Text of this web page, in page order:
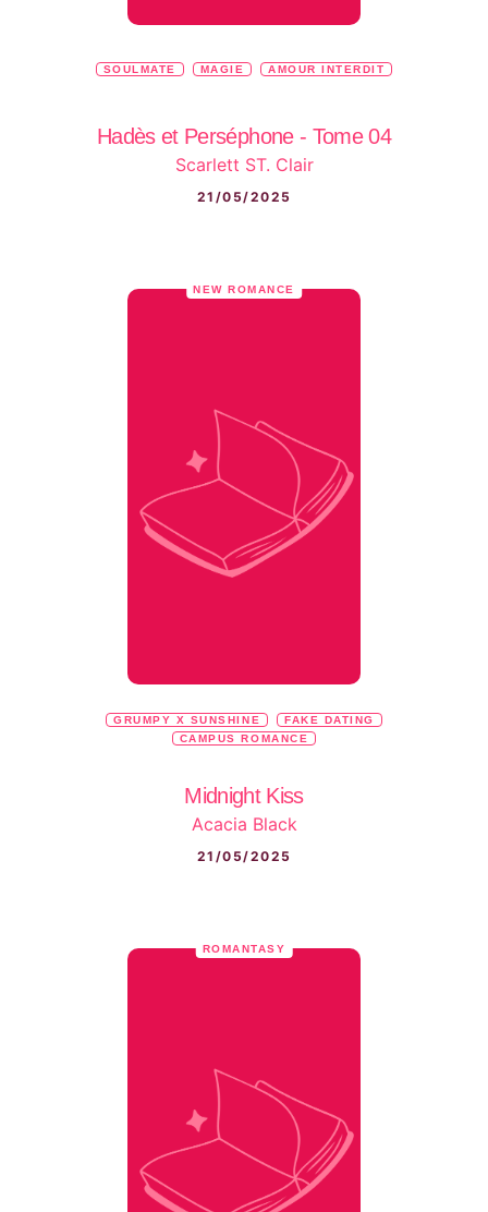
SOULMATE MAGIE AMOUR INTERDIT
Hadès et Perséphone - Tome 04
Scarlett ST. Clair
21/05/2025
NEW ROMANCE
GRUMPY X SUNSHINE
FAKE DATING
CAMPUS ROMANCE
Midnight Kiss
Acacia Black
21/05/2025
ROMANTASY